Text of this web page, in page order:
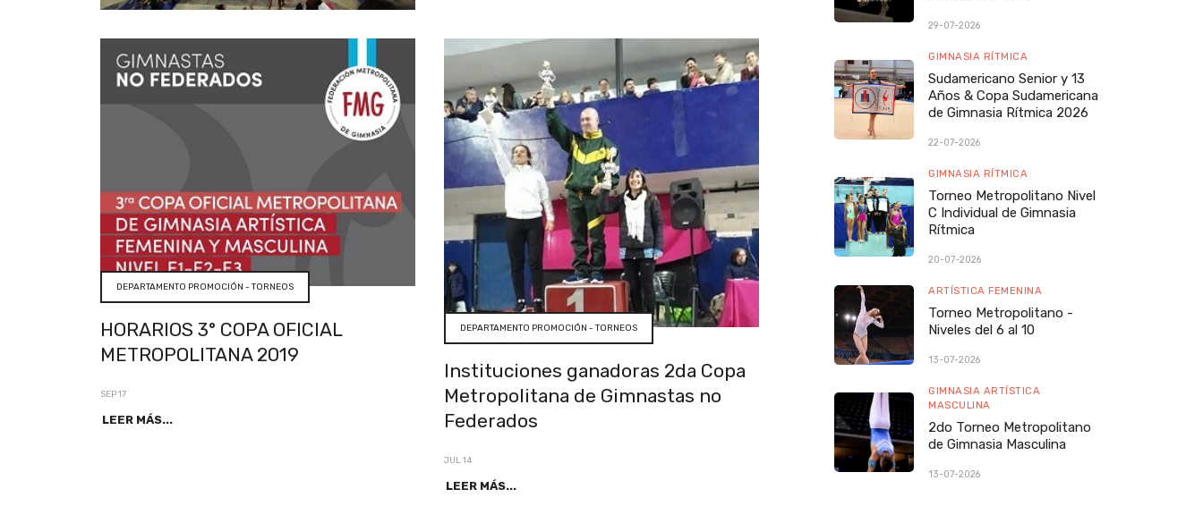
DEPARTAMENTO PROMOCIÓN - TORNEOS
HORARIOS 3° COPA OFICIAL
METROPOLITANA 2019
SEP 17
LEER MÁS...
DEPARTAMENTO PROMOCIÓN - TORNEOS
Instituciones ganadoras 2da Copa
Metropolitana de Gimnastas no
Federados
JUL 14
LEER MÁS...
29-07-2026
GIMNASIA RÍTMICA
Sudamericano Senior y 13
Años & Copa Sudamericana
de Gimnasia Rítmica 2026
22-07-2026
GIMNASIA RÍTMICA
Torneo Metropolitano Nivel
C Individual de Gimnasia
Rítmica
20-07-2026
ARTÍSTICA FEMENINA
Torneo Metropolitano -
Niveles del 6 al 10
13-07-2026
GIMNASIA ARTÍSTICA
MASCULINA
2do Torneo Metropolitano
de Gimnasia Masculina
13-07-2026